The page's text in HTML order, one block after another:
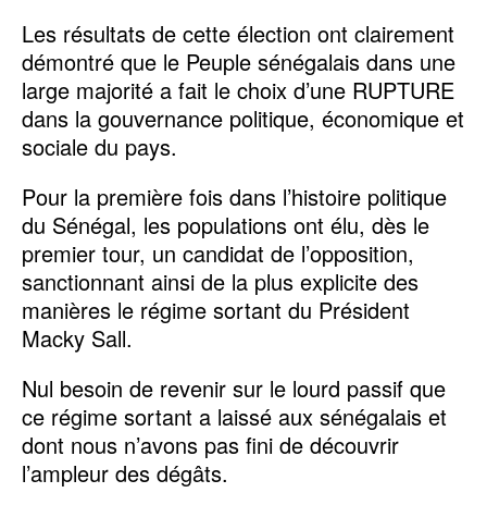
Les résultats de cette élection ont clairement
démontré que le Peuple sénégalais dans une
large majorité a fait le choix d’une RUPTURE
dans la gouvernance politique, économique et
sociale du pays.
Pour la première fois dans l’histoire politique
du Sénégal, les populations ont élu, dès le
premier tour, un candidat de l’opposition,
sanctionnant ainsi de la plus explicite des
manières le régime sortant du Président
Macky Sall.
Nul besoin de revenir sur le lourd passif que
ce régime sortant a laissé aux sénégalais et
dont nous n’avons pas fini de découvrir
l’ampleur des dégâts.